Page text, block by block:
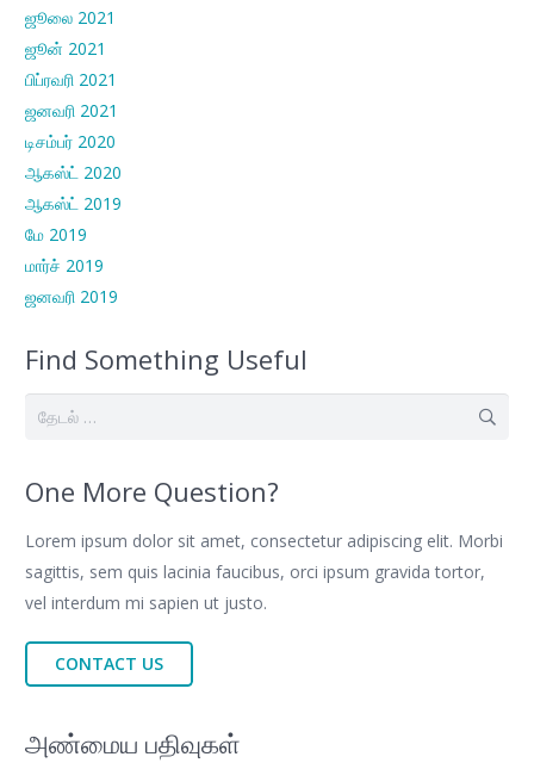
ஜூலை 2021
ஜூன் 2021
பிப்ரவரி 2021
ஜனவரி 2021
டிசம்பர் 2020
ஆகஸ்ட் 2020
ஆகஸ்ட் 2019
மே 2019
மார்ச் 2019
ஜனவரி 2019
Find Something Useful
இதற்காகத்
One More Question?
Lorem ipsum dolor sit amet, consectetur adipiscing elit. Morbi
sagittis, sem quis lacinia faucibus, orci ipsum gravida tortor,
vel interdum mi sapien ut justo.
CONTACT US
அண்மைய பதிவுகள்